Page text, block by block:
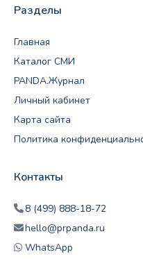
Разделы
Главная
Каталог СМИ
PANDA.Журнал
Личный кабинет
Карта сайта
Политика
Контакты
8 (499) 888-18-72
hello@prpanda.ru
WhatsApp